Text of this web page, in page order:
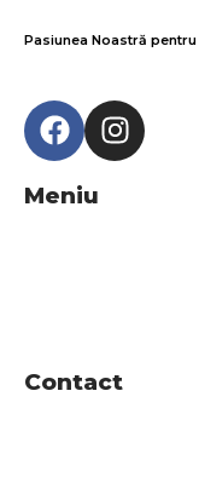
Pasiunea Noastră pentru
Meniu
Contact